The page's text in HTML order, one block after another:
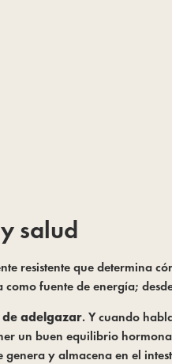
salud
resistente que determina
fuente de energía;
de adelgazar. Y cuando
un buen equilibrio
y almacena en el